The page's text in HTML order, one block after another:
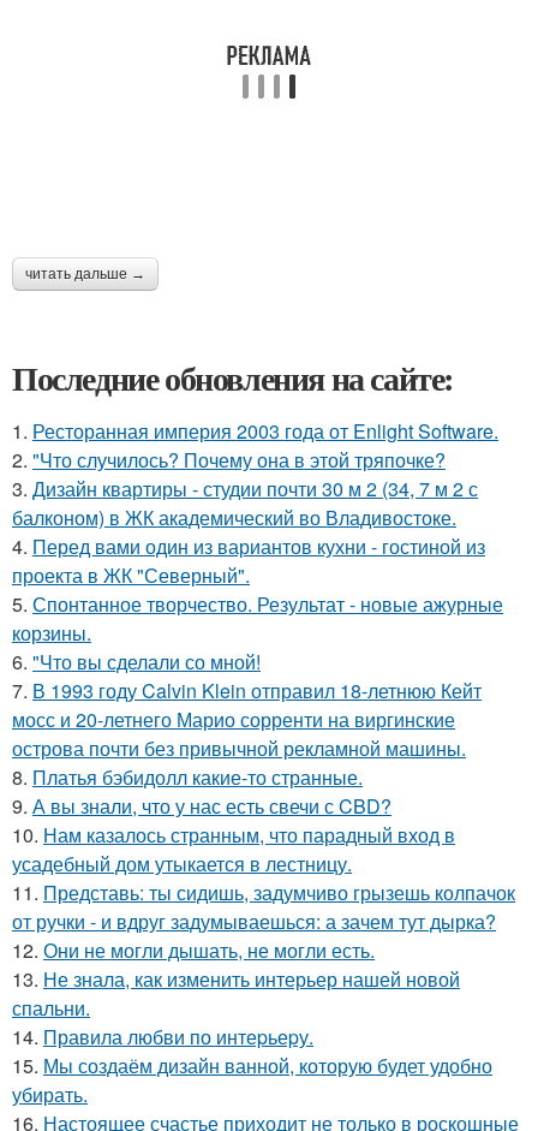
читать дальше →
Последние обновления на сайте:
1. Ресторанная империя 2003 года от Enlight Software.
2. "Что случилось? Почему она в этой тряпочке?
3. Дизайн квартиры - студии почти 30 м 2 (34, 7 м 2 с
балконом) в ЖК академический во Владивостоке.
4. Перед вами один из вариантов кухни - гостиной из
проекта в ЖК "Северный".
5. Спонтанное творчество. Результат - новые ажурные
корзины.
6. "Что вы сделали со мной!
7. В 1993 году Calvin Klein отправил 18-летнюю Кейт
мосс и 20-летнего Марио сорренти на виргинские
острова почти без привычной рекламной машины.
8. Платья бэбидолл какие-то странные.
9. А вы знали, что у нас есть свечи с CBD?
10. Нам казалось странным, что парадный вход в
усадебный дом утыкается в лестницу.
11. Представь: ты сидишь, задумчиво грызешь колпачок
от ручки - и вдруг задумываешься: а зачем тут дырка?
12. Они не могли дышать, не могли есть.
13. Не знала, как изменить интерьер нашей новой
спальни.
14. Правила любви по интеpьеpу.
15. Мы создаём дизайн ванной, которую будет удобно
убирать.
16. Настоящее счастье приходит не только в роскошные